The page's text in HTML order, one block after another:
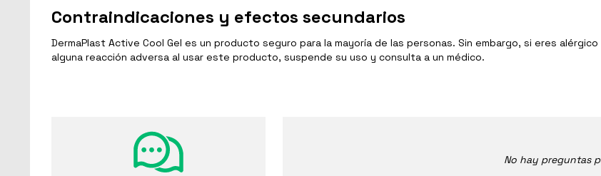
Contraindicaciones y efectos secundarios
DermaPlast Active Cool Gel es un producto seguro para la mayoría de las personas. Sin embargo, si eres
alguna reacción adversa al usar este producto, suspende su uso y consulta a un médico.
No hay preguntas